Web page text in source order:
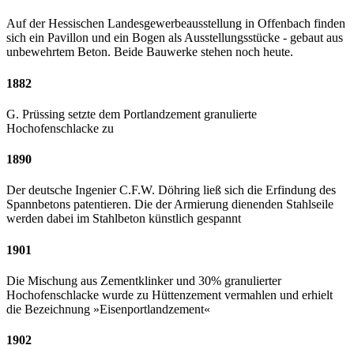
Auf der Hessischen Landesgewerbeausstellung in Offenbach finden
sich ein Pavillon und ein Bogen als Ausstellungsstücke - gebaut aus
unbewehrtem Beton. Beide Bauwerke stehen noch heute.
1882
G. Prüssing setzte dem Portlandzement granulierte
Hochofenschlacke zu
1890
Der deutsche Ingenier C.F.W. Döhring ließ sich die Erfindung des
Spannbetons patentieren. Die der Armierung dienenden Stahlseile
werden dabei im Stahlbeton künstlich gespannt
1901
Die Mischung aus Zementklinker und 30% granulierter
Hochofenschlacke wurde zu Hüttenzement vermahlen und erhielt
die Bezeichnung »Eisenportlandzement«
1902